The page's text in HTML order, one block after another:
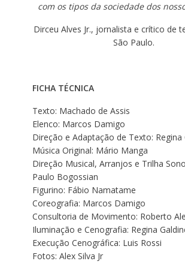
com os tipos da sociedade dos
Dirceu Alves Jr., jornalista e crítico de
São Paulo.
FICHA TÉCNICA
Texto: Machado de Assis
Elenco: Marcos Damigo
Direção e Adaptação de Texto: Regina
Música Original: Mário Manga
Direção Musical, Arranjos e Trilha
Paulo Bogossian
Figurino: Fábio Namatame
Coreografia: Marcos Damigo
Consultoria de Movimento: Roberto
Iluminação e Cenografia: Regina
Execução Cenográfica: Luis Rossi
Fotos: Alex Silva Jr